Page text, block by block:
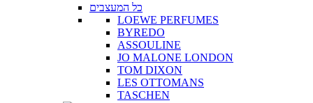
כל המעצבים
LOEWE PERFUMES
BYREDO
ASSOULINE
JO MALONE LONDON
TOM DIXON
LES OTTOMANS
TASCHEN